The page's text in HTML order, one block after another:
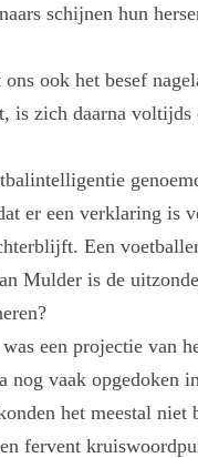
schijnen hun
ook het besef
zich daarna voltijds
er een verklaring is
Een
Mulder is de
een projectie van
nog vaak opgedoken
het meestal niet
fervent